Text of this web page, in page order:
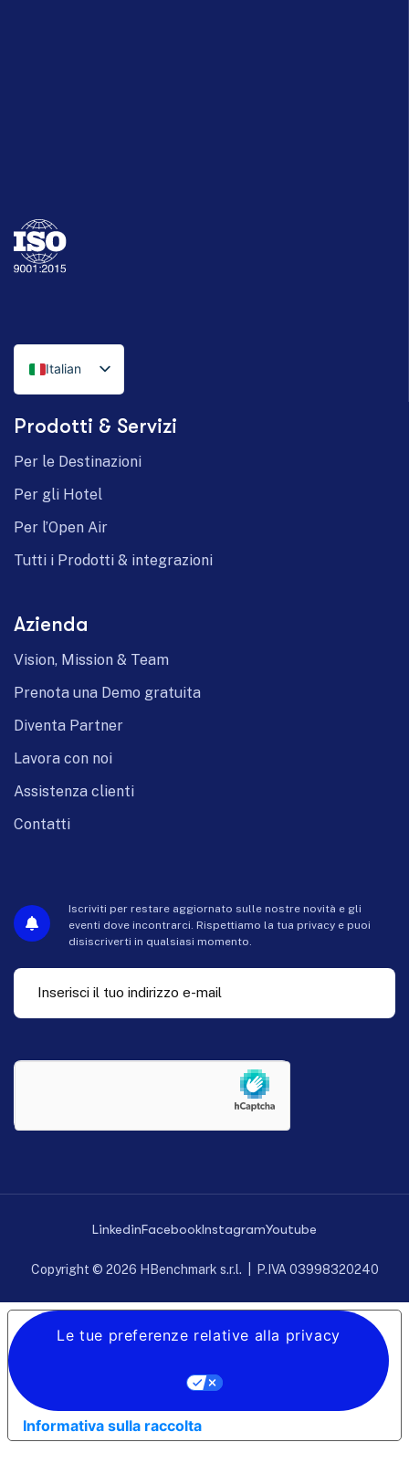
Italian
English
German
Prodotti & Servizi
Per le Destinazioni
Per gli Hotel
Per l’Open Air
Tutti i Prodotti & integrazioni
Azienda
Vision, Mission & Team
Prenota una Demo gratuita
Diventa Partner
Lavora con noi
Assistenza clienti
Contatti
Iscriviti per restare aggiornato sulle nostre novità e gli
eventi dove incontrarci. Rispettiamo la tua privacy e puoi
disiscriverti in qualsiasi momento.
LinkedinFacebookInstagramYoutube
Copyright © 2026 HBenchmark s.r.l. | P.IVA 03998320240
Informativa sulla raccolta
Le tue preferenze relative alla privacy